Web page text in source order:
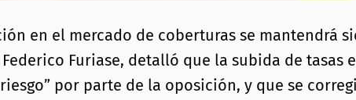
en el mercado de coberturas se mantendrá
Furiase, detalló que la subida de tasas
por parte de la oposición, y que se